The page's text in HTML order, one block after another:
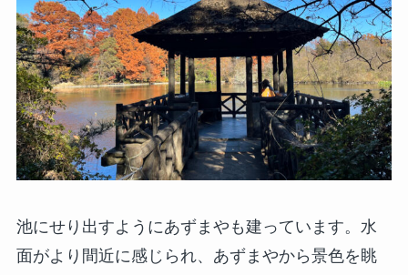
池にせり出すようにあずまやも建っています。水
面がより間近に感じられ、あずまやから景色を眺